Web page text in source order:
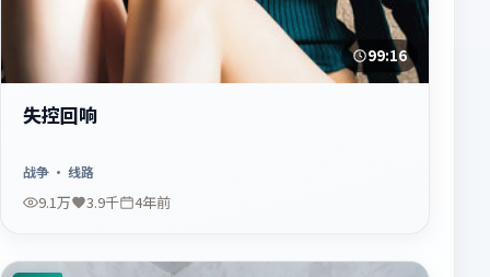
99:16
失控回响
战争 · 线路
9.1万 3.9千 4年前